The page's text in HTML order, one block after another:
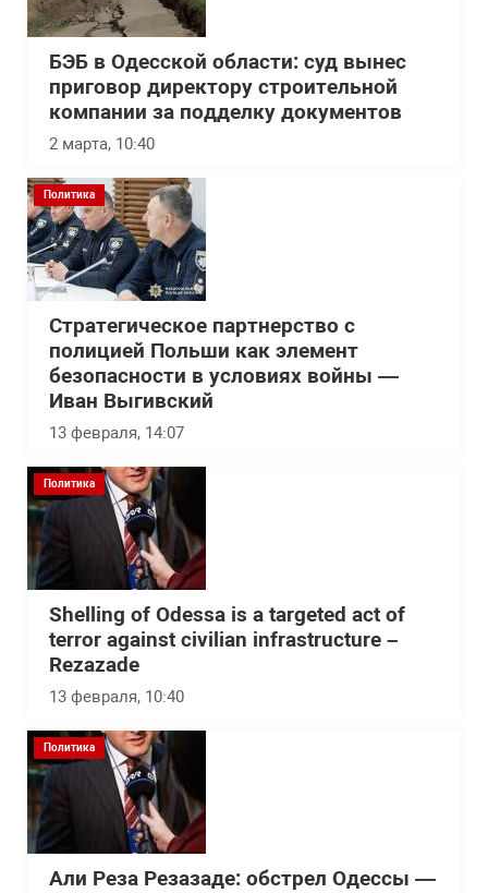
БЭБ в Одесской области: суд вынес
приговор директору строительной
компании за подделку документов
2 марта, 10:40
Политика
Стратегическое партнерство с
полицией Польши как элемент
безопасности в условиях войны —
Иван Выгивский
13 февраля, 14:07
Политика
Shelling of Odessa is a targeted act of
terror against civilian infrastructure –
Rezazade
13 февраля, 10:40
Политика
Али Реза Резазаде: обстрел Одессы —